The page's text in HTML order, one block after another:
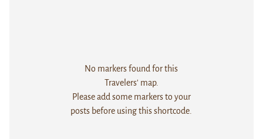
No markers found for this
Travelers' map.
Please add some markers to your
posts before using this shortcode.